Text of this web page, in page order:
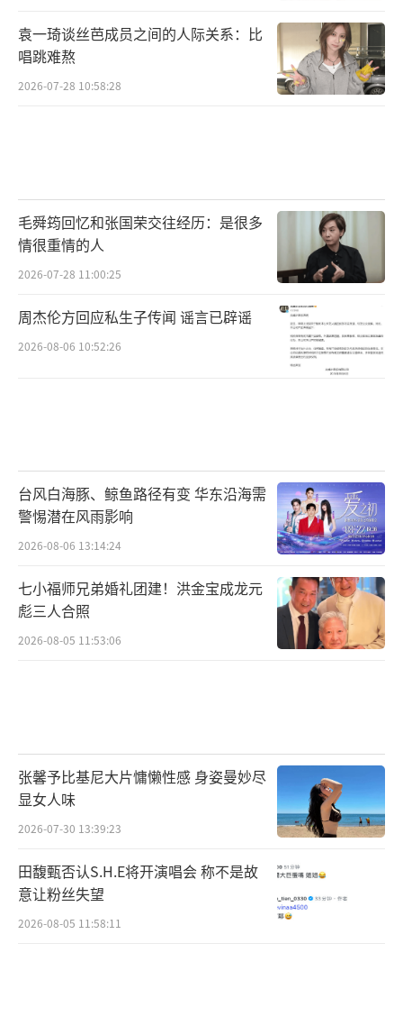
袁一琦谈丝芭成员之间的人际关系：比
唱跳难熬
2026-07-28 10:58:28
毛舜筠回忆和张国荣交往经历：是很多
情很重情的人
2026-07-28 11:00:25
周杰伦方回应私生子传闻 谣言已辟谣
2026-08-06 10:52:26
台风白海豚、鲸鱼路径有变 华东沿海需
警惕潜在风雨影响
2026-08-06 13:14:24
七小福师兄弟婚礼团建！洪金宝成龙元
彪三人合照
2026-08-05 11:53:06
张馨予比基尼大片慵懒性感 身姿曼妙尽
显女人味
2026-07-30 13:39:23
田馥甄否认S.H.E将开演唱会 称不是故
意让粉丝失望
2026-08-05 11:58:11